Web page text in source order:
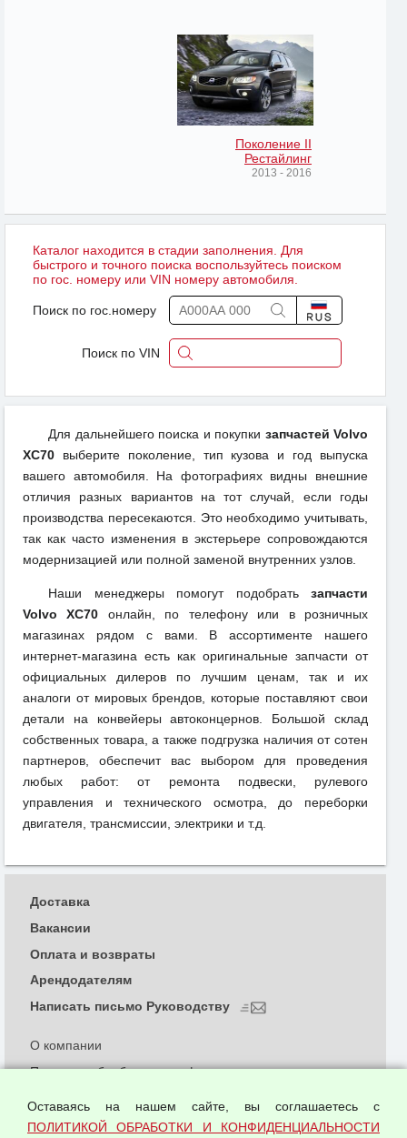
Поколение II
Рестайлинг
2013 - 2016
Каталог находится в стадии заполнения. Для
быстрого и точного поиска воспользуйтесь поиском
по гос. номеру или VIN номеру автомобиля.
Поиск по гос.номеру
Поиск по VIN
Для дальнейшего поиска и покупки запчастей Volvo
XC70 выберите поколение, тип кузова и год выпуска
вашего автомобиля. На фотографиях видны внешние
отличия разных вариантов на тот случай, если годы
производства пересекаются. Это необходимо учитывать,
так как часто изменения в экстерьере сопровождаются
модернизацией или полной заменой внутренних узлов.
Наши менеджеры помогут подобрать запчасти
Volvo XC70 онлайн, по телефону или в розничных
магазинах рядом с вами. В ассортименте нашего
интернет-магазина есть как оригинальные запчасти от
официальных дилеров по лучшим ценам, так и их
аналоги от мировых брендов, которые поставляют свои
детали на конвейеры автоконцернов. Большой склад
собственных товара, а также подгрузка наличия от сотен
партнеров, обеспечит вас выбором для проведения
любых работ: от ремонта подвески, рулевого
управления и технического осмотра, до переборки
двигателя, трансмиссии, электрики и т.д.
О компании
Политика обработки и конфиденциальности
Согласием на обработку персональных данных
Доставка
Вакансии
Оплата и возвраты
Арендодателям
Написать письмо Руководству
Оставаясь на нашем сайте, вы соглашаетесь с
ПОЛИТИКОЙ ОБРАБОТКИ И КОНФИДЕНЦИАЛЬНОСТИ